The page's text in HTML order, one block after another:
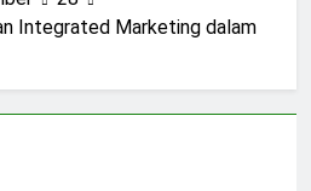
Integrated Marketing dalam